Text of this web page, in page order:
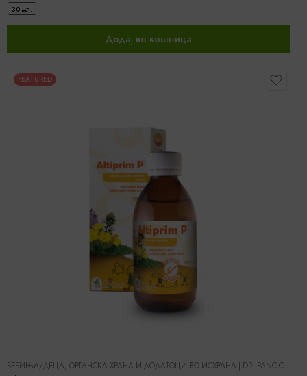
30 мл.
Додај во кошница
FEATURED
БЕБИЊА/ДЕЦА ОРГАНСКА ХРАНА И ДОДАТОЦИ ВО ИСХРАНА DR. PANCIC